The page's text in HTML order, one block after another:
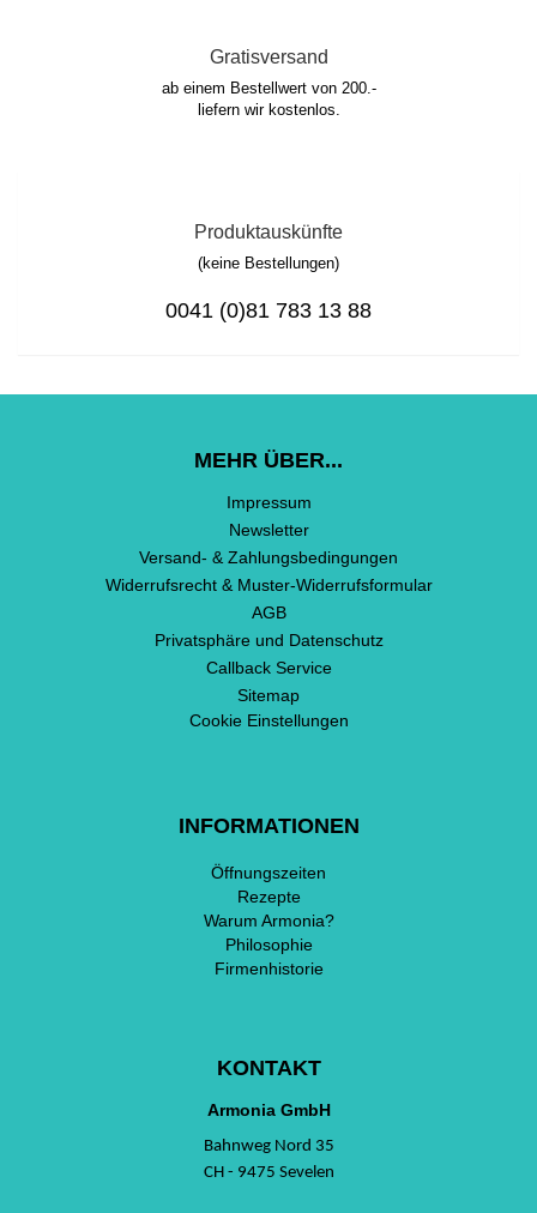
Gratisversand
ab einem Bestellwert von 200.-
liefern wir kostenlos.
Produktauskünfte
(keine Bestellungen)
0041 (0)81 783 13 88
MEHR ÜBER...
Impressum
Newsletter
Versand- & Zahlungsbedingungen
Widerrufsrecht & Muster-Widerrufsformular
AGB
Privatsphäre und Datenschutz
Callback Service
Sitemap
Cookie Einstellungen
INFORMATIONEN
Öffnungszeiten
Rezepte
Warum Armonia?
Philosophie
Firmenhistorie
KONTAKT
Armonia GmbH
Bahnweg Nord 35
CH - 9475 Sevelen